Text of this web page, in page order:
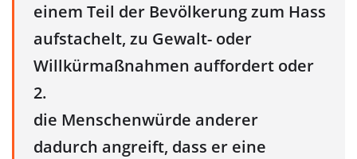
einem Teil der Bevölkerung zum Hass
aufstachelt, zu Gewalt- oder
Willkürmaßnahmen auffordert oder
2.
die Menschenwürde anderer
dadurch angreift, dass er eine